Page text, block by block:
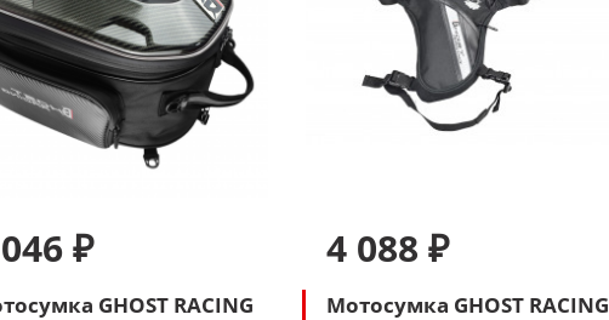
₽
GHOST RACING
4 088 ₽
Мотосумка GHOST RACING